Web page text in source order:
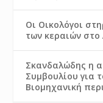
Οι Οικολόγοι
των κεραιών στο
Σκανδαλώδης η
Συμβουλίου για
Βιομηχανική